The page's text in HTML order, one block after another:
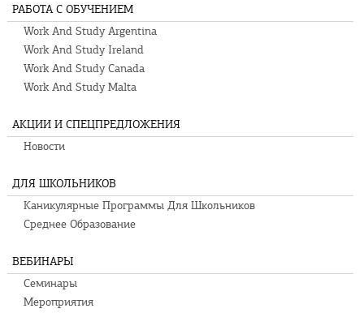
РАБОТА С ОБУЧЕНИЕМ
Work And Study Argentina
Work And Study Ireland
Work And Study Canada
Work And Study Malta
АКЦИИ И СПЕЦПРЕДЛОЖЕНИЯ
Новости
ДЛЯ ШКОЛЬНИКОВ
Каникулярные Программы Для Школьников
Среднее Образование
ВЕБИНАРЫ
Семинары
Мероприятия